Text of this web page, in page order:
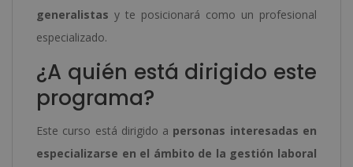
generalistas y te posicionará como un profesional
especializado.
¿A quién está dirigido este
programa?
Este curso está dirigido a personas interesadas en
especializarse en el ámbito de la gestión laboral